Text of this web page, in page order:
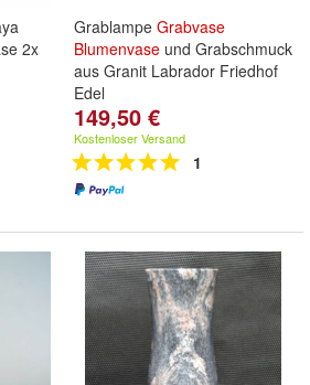
2x
Grablampe Grabvase
Blumenvase und Grabschmuck
aus Granit Labrador Friedhof
Edel
149,50 €
Kostenloser Versand
1